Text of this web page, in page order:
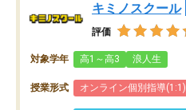
キミノスクール
評価
対象学年 高1～高3 浪人生
授業形式 オンライン個別指導(1:1)